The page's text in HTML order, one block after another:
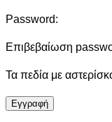
Password:
Επιβεβαίωση
Τα πεδία με
Eγγραφή